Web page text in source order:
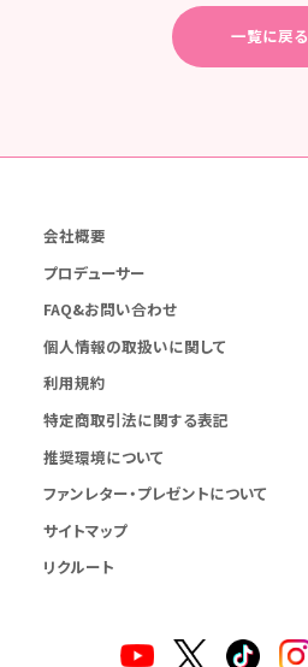
一覧に戻る
会社概要
プロデューサー
FAQ&お問い合わせ
個人情報の取扱いに関して
利用規約
特定商取引法に関する表記
推奨環境について
ファンレター・プレゼントについて
サイトマップ
リクルート